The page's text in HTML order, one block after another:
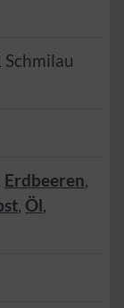
Schmilau
Erdbeeren,
, Öl,